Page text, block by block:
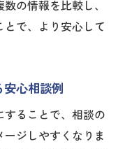
の情報を比較し、
とで、より安心して
心相談例
することで、相談の
ジしやすくなりま